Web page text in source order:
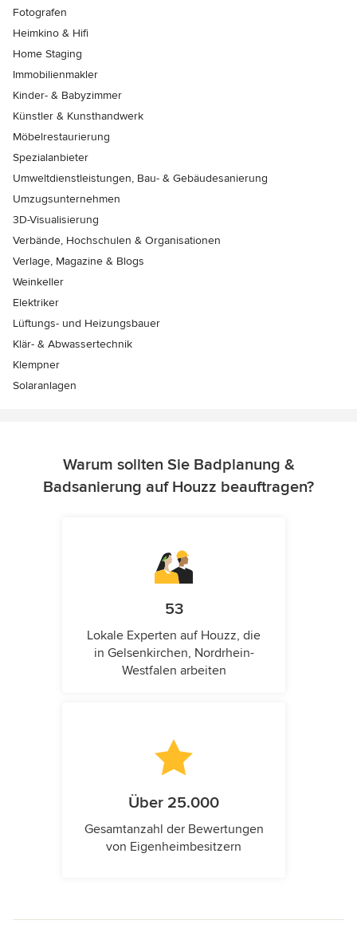
Fotografen
Heimkino & Hifi
Home Staging
Immobilienmakler
Kinder- & Babyzimmer
Künstler & Kunsthandwerk
Möbelrestaurierung
Spezialanbieter
Umweltdienstleistungen, Bau- & Gebäudesanierung
Umzugsunternehmen
3D-Visualisierung
Verbände, Hochschulen & Organisationen
Verlage, Magazine & Blogs
Weinkeller
Elektriker
Lüftungs- und Heizungsbauer
Klär- & Abwassertechnik
Klempner
Solaranlagen
Warum sollten Sie Badplanung &
Badsanierung auf Houzz beauftragen?
53
Lokale Experten auf Houzz, die
in Gelsenkirchen, Nordrhein-
Westfalen arbeiten
Über 25.000
Gesamtanzahl der Bewertungen
von Eigenheimbesitzern